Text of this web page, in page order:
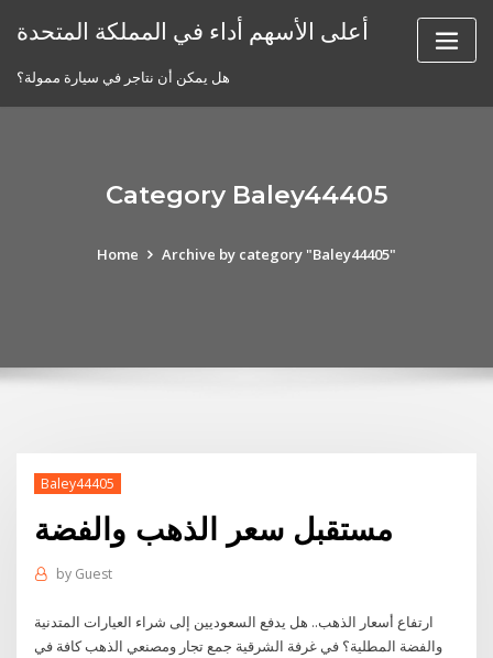
أعلى الأسهم أداء في المملكة المتحدة
هل يمكن أن نتاجر في سيارة ممولة؟
Category Baley44405
Home Archive by category "Baley44405"
Baley44405
مستقبل سعر الذهب والفضة
by Guest
ارتفاع أسعار الذهب.. هل يدفع السعوديين إلى شراء العيارات المتدنية
والفضة المطلية؟ في غرفة الشرقية جمع تجار ومصنعي الذهب كافة في